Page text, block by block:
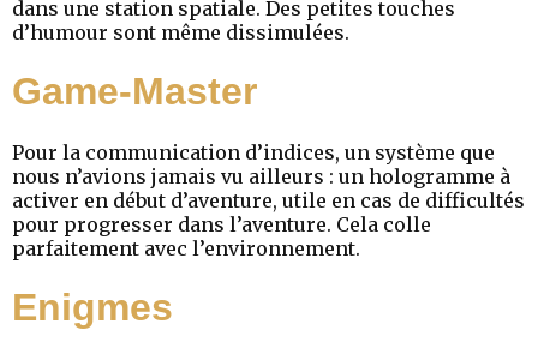
dans une station spatiale. Des petites touches
d’humour sont même dissimulées.
Game-Master
Pour la communication d’indices, un système que
nous n’avions jamais vu ailleurs : un hologramme à
activer en début d’aventure, utile en cas de difficultés
pour progresser dans l’aventure. Cela colle
parfaitement avec l’environnement.
Enigmes